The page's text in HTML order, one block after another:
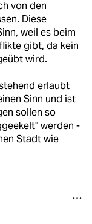
von den
Diese
weil es beim
gibt, da kein
wird.
erlaubt
Sinn und ist
sollen so
werden -
Stadt wie